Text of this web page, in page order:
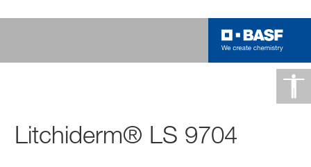
Litchiderm® LS 9704